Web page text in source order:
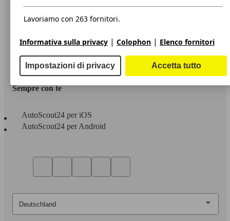
Privacy
Dichiarazione di Accessibilità
Servizi
Area rivenditori
Sempre con te
AutoScout24 per iOS
AutoScout24 per Android
Lavoriamo con 263 fornitori.
Informativa sulla privacy | Colophon | Elenco fornitori
Impostazioni di privacy Accetta tutto